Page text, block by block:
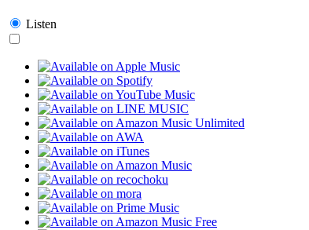
Listen